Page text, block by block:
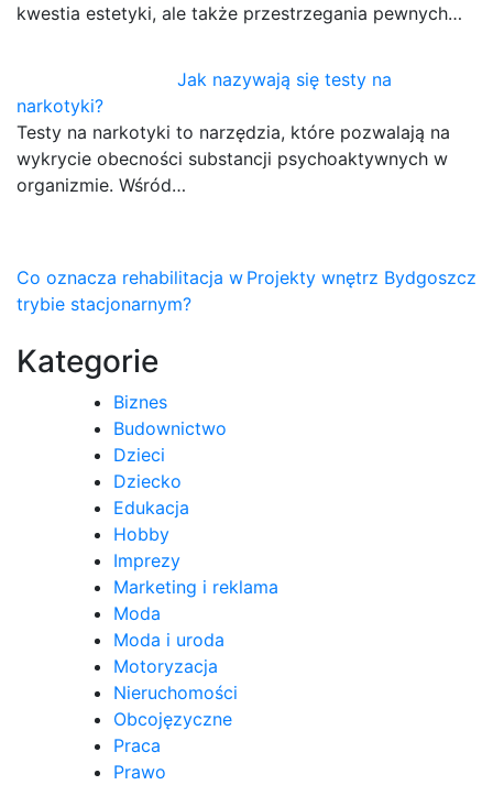
kwestia estetyki, ale także przestrzegania pewnych…
Jak nazywają się testy na
narkotyki?
Testy na narkotyki to narzędzia, które pozwalają na
wykrycie obecności substancji psychoaktywnych w
organizmie. Wśród…
Nawigacja
wpisu
Co oznacza rehabilitacja w
trybie stacjonarnym?
Projekty wnętrz Bydgoszcz
Kategorie
Biznes
Budownictwo
Dzieci
Dziecko
Edukacja
Hobby
Imprezy
Marketing i reklama
Moda
Moda i uroda
Motoryzacja
Nieruchomości
Obcojęzyczne
Praca
Prawo